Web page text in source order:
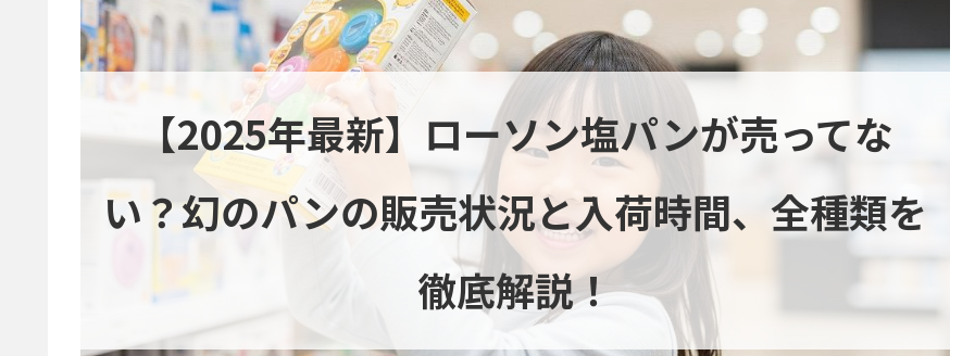
【2025年最新】ローソン塩パンが売ってな
い？幻のパンの販売状況と入荷時間、全種類を
徹底解説！